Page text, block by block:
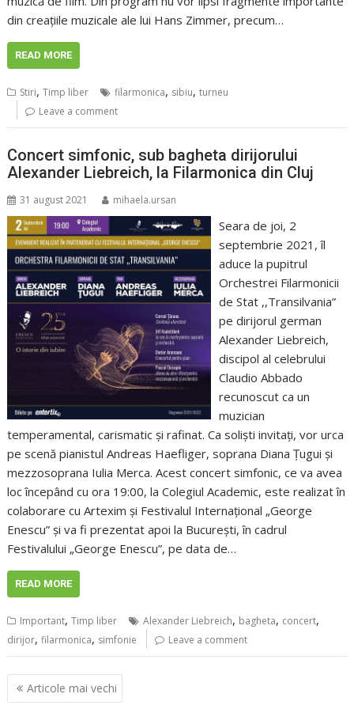
din creațiile muzicale ale lui Hans Zimmer, precum…
READ MORE
Stiri,Timp liber filarmonica, sibiu,turneu
Leave a comment
Concert simfonic, sub bagheta dirijorului
Alexander Liebreich, la Filarmonica din Cluj
31 august 2021 mihaela.ursan
Seara de joi, 2
septembrie 2021, îl
aduce la pupitrul
Orchestrei Filarmonicii
de Stat ,,Transilvania”
pe dirijorul german
Alexander Liebreich,
discipol al celebrului
Claudio Abbado
recunoscut ca un
muzician
temperamental, carismatic şi rafinat. Ca solişti invitaţi, vor urca
pe scenă pianistul Andreas Haefliger, soprana Diana Ţugui şi
mezzosoprana Iulia Merca. Acest concert simfonic, ce va avea
loc începând cu ora 19:00, la Colegiul Academic, este realizat în
colaborare cu Artexim şi Festivalul Internaţional „George
Enescu” şi va fi prezentat apoi la Bucureşti, în cadrul
Festivalului „George Enescu”, pe data de…
READ MORE
Important,Timp liber Alexander Liebreich, bagheta, concert,
dirijor,filarmonica, simfonie Leave a comment
Navigare
în
Articole mai vechi